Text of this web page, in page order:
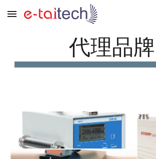
Skip to main content
代理品牌